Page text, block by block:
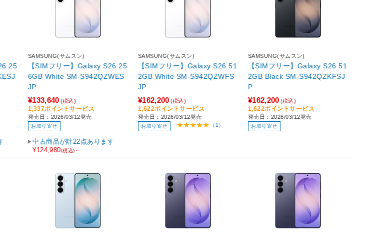
25
SAMSUNG(サムスン)
【SIMフリー】Galaxy S26 25
6GB White SM-S942QZWES
JP
¥133,640 (税込)
1,337ポイントサービス
発売日：2026/03/12発売
お取り寄せ
中古商品が計22点あります
¥124,980(税込)～
SAMSUNG(サムスン)
【SIMフリー】Galaxy S26 51
2GB White SM-S942QZWFS
JP
¥162,200 (税込)
1,622ポイントサービス
発売日：2026/03/12発売
お取り寄せ （1）
SAMSUNG(サムスン)
【SIMフリー】Galaxy S26 51
2GB Black SM-S942QZKFSJ
P
¥162,200 (税込)
1,622ポイントサービス
発売日：2026/03/12発売
お取り寄せ